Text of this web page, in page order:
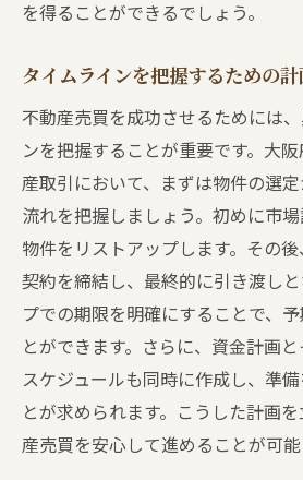
を得ることができるでしょう。
タイムラインを把握するための
不動産売買を成功させるためには
ンを把握することが重要です。大
産取引において、まずは物件の選
流れを把握しましょう。初めに市
物件をリストアップします。その
契約を締結し、最終的に引き渡し
プでの期限を明確にすることで、
とができます。さらに、資金計画
スケジュールも同時に作成し、準
とが求められます。こうした計画
産売買を安心して進めることが可能